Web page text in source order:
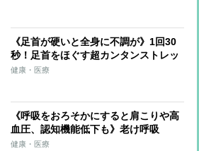
《足首が硬いと全身に不調が》1回30
秒！足首をほぐす超カンタンストレッ
チ 足首を硬くしない習慣も紹介
健康・医療
《呼吸をおろそかにすると肩こりや高
血圧、認知機能低下も》老け呼吸
を“長生き呼吸”に変える「呼吸筋スト
健康・医療